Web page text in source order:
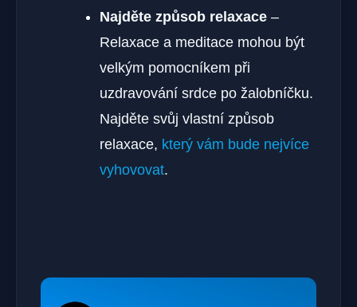
Najděte způsob relaxace –
Relaxace a meditace mohou být
velkým pomocníkem při
uzdravování srdce po žalobníčku.
Najděte svůj vlastní způsob
relaxace, který vám bude nejvíce
vyhovovat.